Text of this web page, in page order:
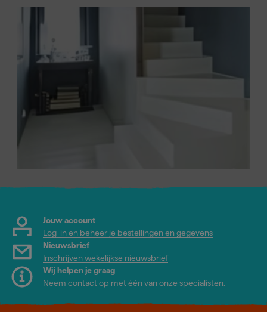
Jouw account
Log-in en beheer je bestellingen en gegevens
Nieuwsbrief
Inschrijven wekelijkse nieuwsbrief
Wij helpen je graag
Neem contact op met één van onze specialisten.